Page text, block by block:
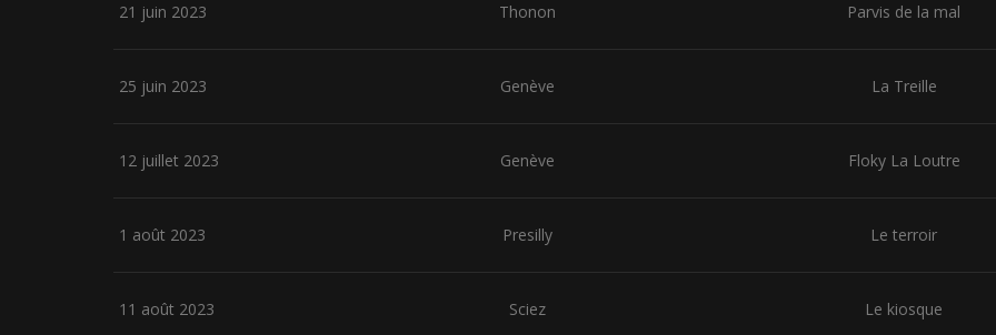
21 juin 2023 Thonon Parvis de la mal
25 juin 2023 Genève La Treille
12 juillet 2023 Genève Floky La Loutre
1 août 2023 Presilly Le terroir
11 août 2023 Sciez Le kiosque